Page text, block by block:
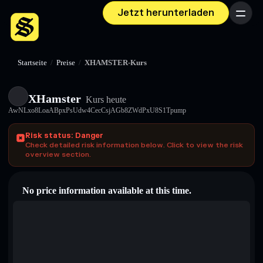
Jetzt herunterladen Menü
Startseite / Preise / XHAMSTER-Kurs
XHamster Kurs heute
AwNLxo8LoaABpxPsUdw4CecCsjAGb8ZWdPxU8S1Tpump
Risk status: Danger
Check detailed risk information below. Click to view the risk
overview section.
No price information available at this time.